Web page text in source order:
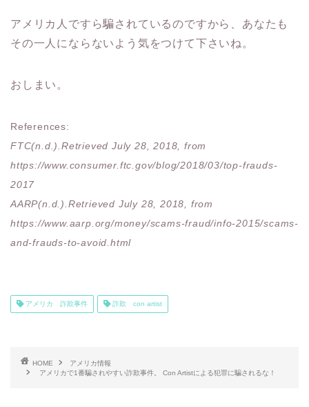
アメリカ人ですら騙されているのですから、あなたも
その一人にならないよう気をつけて下さいね。
おしまい。
References:
FTC(n.d.).Retrieved July 28, 2018, from
https://www.consumer.ftc.gov/blog/2018/03/top-frauds-
2017
AARP(n.d.).Retrieved July 28, 2018, from
https://www.aarp.org/money/scams-fraud/info-2015/scams-
and-frauds-to-avoid.html
アメリカ 詐欺事件 詐欺 con artist
HOME
アメリカ情報
アメリカで1番騙されやすい詐欺事件。 Con Artistによる犯罪に騙されるな！